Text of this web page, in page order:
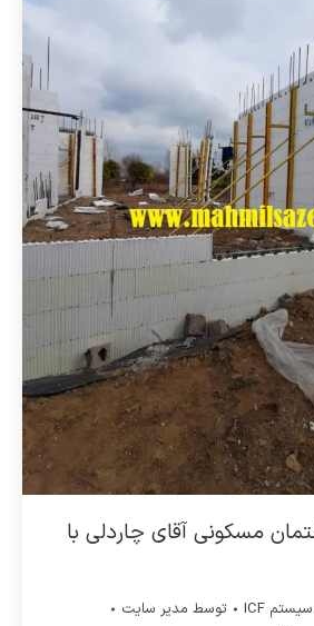
مسکونی آقای چاردلی با
سیستم ICF توسط مدیر سایت